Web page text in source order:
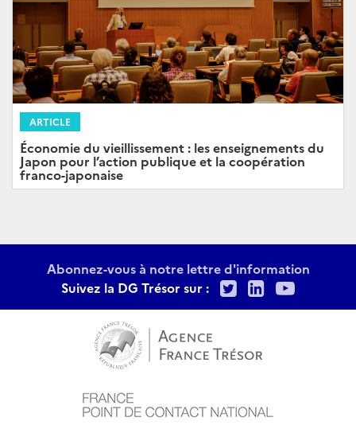
ARTICLE
Économie du vieillissement : les enseignements du
Japon pour l’action publique et la coopération
franco-japonaise
Abonnez-vous à notre lettre d'information
Suivez la DG Trésor sur :
TwitterLinkedIn